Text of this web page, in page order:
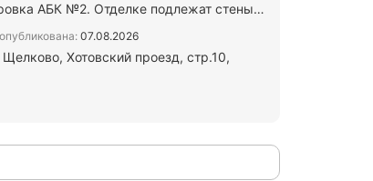
АБК №2. Отделке подлежат стены
07.08.2026
Хотовский проезд, стр.10,